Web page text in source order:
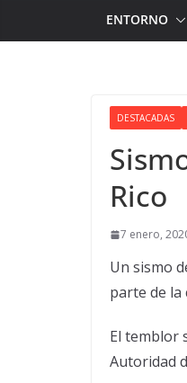
ENTORNO
DESTACADAS
Rico
7 enero,
Un sismo
parte de la
El temblor
Autoridad